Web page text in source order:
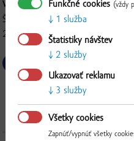
VÝROBCA:
ŠKOLSKÉ HOSPODÁRSTVO-
268, 930 21, Dunajský Klátov
Funkčné cookies (vždy
1 služba
Štatistiky návštev
2 služby
Ukazovať reklamu
3 služby
Všetky cookies
Zapnúť/vypnúť všetky